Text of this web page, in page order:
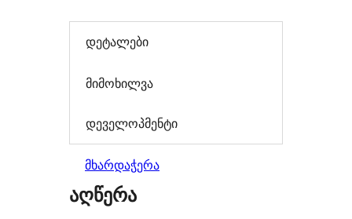
დეტალები
მიმოხილვა
დეველოპმენტი
მხარდაჭერა
აღწერა